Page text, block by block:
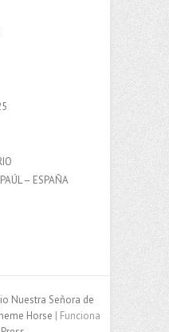
– ESPAÑA
Nuestra Señora de
Horse | Funciona